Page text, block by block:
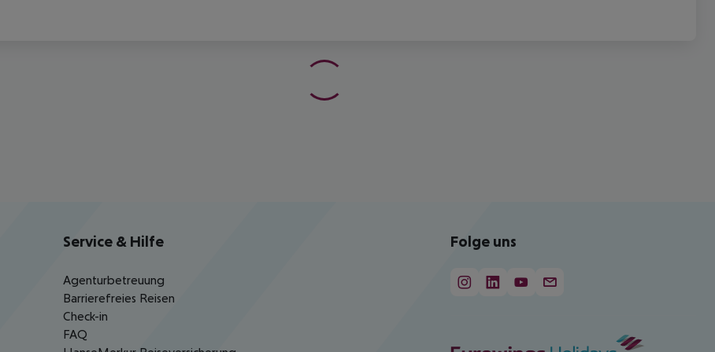
Service & Hilfe
Agenturbetreuung
Barrierefreies Reisen
Check-in
FAQ
Folge uns